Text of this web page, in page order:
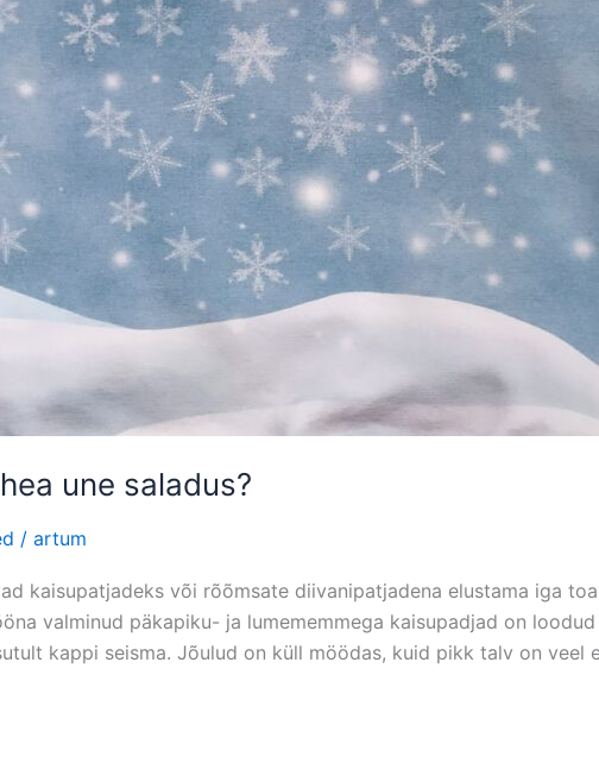
une saladus?
/ artum
kaisupatjadeks või rõõmsate diivanipatjadena elustama iga
valminud päkapiku- ja lumememmega kaisupadjad on
kappi seisma. Jõulud on küll möödas, kuid pikk talv on veel